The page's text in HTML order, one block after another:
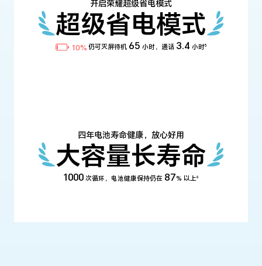
开启荣耀超级省电模式
超级省电模式
10% 仍可灭屏待机 65 小时，通话 3.4 小时5
四年电池寿命健康，放心好用
大容量长寿命
1000次循环，电池健康保持仍在 87% 以上6